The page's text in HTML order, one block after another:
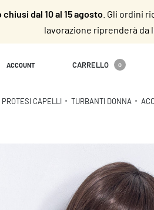
dal 10 al 15 agosto . Gli ordini
lavorazione riprenderà da
ACCOUNT CARRELLO 0
PROTESI CAPELLI TURBANTI DONNA